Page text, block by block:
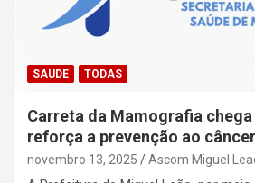
SAUDE TODAS
Carreta da Mamografia
reforça a prevenção ao
novembro 13, 2025 Ascom Miguel